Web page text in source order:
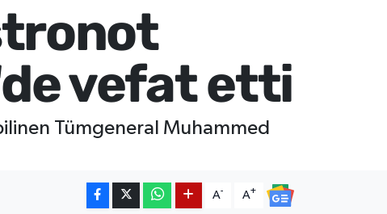
13.799
70
vefat etti
Tümgeneral Muhammed
A- A+